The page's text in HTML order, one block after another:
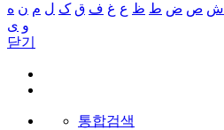
ش ص ض ط ظ ع غ ف ق ک ل م ن ه
و ی
닫기
통합검색